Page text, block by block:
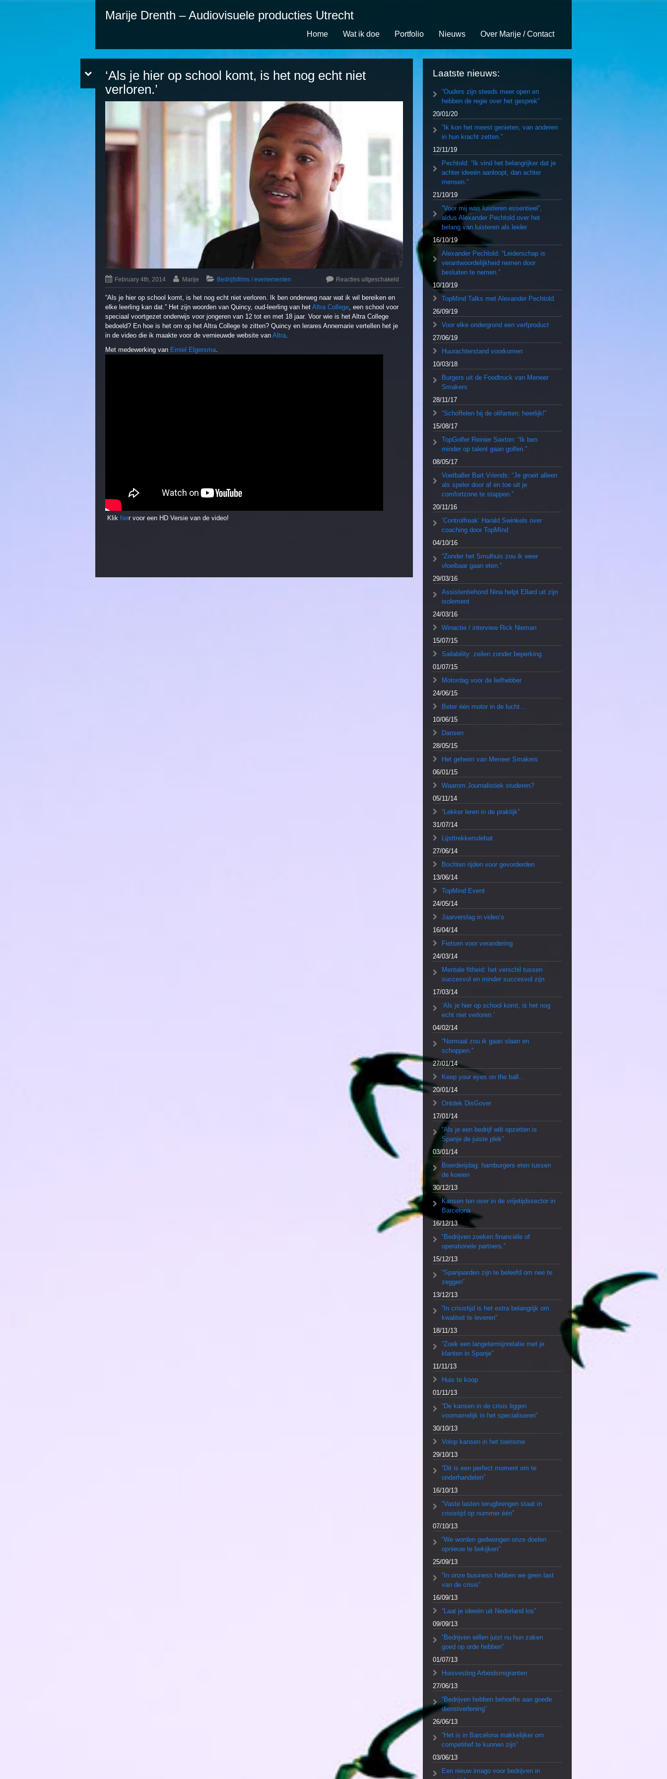
Marije Drenth – Audiovisuele producties Utrecht
Home Wat ik doe Portfolio Nieuws Over Marije / Contact
‘Als je hier op school komt, is het nog echt niet
verloren.’
February 4th, 2014 Marije Bedrijfsfilms / evenementen Reacties uitgeschakeld
“Als je hier op school komt, is het nog echt niet verloren. Ik ben onderweg naar wat ik wil bereiken en
elke leerling kan dat.” Het zijn woorden van Quincy, oud-leerling van het Altra College, een school voor
speciaal voortgezet onderwijs voor jongeren van 12 tot en met 18 jaar. Voor wie is het Altra College
bedoeld? En hoe is het om op het Altra College te zitten? Quincy en lerares Annemarie vertellen het je
in de video die ik maakte voor de vernieuwde website van Altra.
Met medewerking van Emiel Elgersma.
Klik hier voor een HD Versie van de video!
Laatste nieuws:
“Ouders zijn steeds meer open en
hebben de regie over het gesprek”
20/01/20
”Ik kon het meest genieten, van anderen
in hun kracht zetten.”
12/11/19
Pechtold: “Ik vind het belangrijker dat je
achter ideeën aanloopt, dan achter
mensen.”
21/10/19
”Voor mij was luisteren essentieel”,
aldus Alexander Pechtold over het
belang van luisteren als leider
16/10/19
Alexander Pechtold: “Leiderschap is
verantwoordelijkheid nemen door
besluiten te nemen.”
10/10/19
TopMind Talks met Alexander Pechtold
26/09/19
Voor elke ondergrond een verfproduct
27/06/19
Huurachterstand voorkomen
10/03/18
Burgers uit de Foodtruck van Meneer
Smakers
28/11/17
“Schoffelen bij de olifanten; heerlijk!”
15/08/17
TopGolfer Reinier Saxton: “Ik ben
minder op talent gaan golfen.”
08/05/17
Voetballer Bart Vriends: “Je groeit alleen
als speler door af en toe uit je
comfortzone te stappen.”
20/11/16
’Controlfreak’ Harald Swinkels over
coaching door TopMind
04/10/16
“Zonder het Smulhuis zou ik weer
vloeibaar gaan eten.”
29/03/16
Assistentiehond Nina helpt Ellard uit zijn
isolement
24/03/16
Winactie / interview Rick Nieman
15/07/15
Sailability: zeilen zonder beperking
01/07/15
Motordag voor de liefhebber
24/06/15
Beter één motor in de lucht…
10/06/15
Dansen
28/05/15
Het geheim van Meneer Smakers
06/01/15
Waarom Journalistiek studeren?
05/11/14
“Lekker leren in de praktijk”
31/07/14
Lijsttrekkersdebat
27/06/14
Bochten rijden voor gevorderden
13/06/14
TopMind Event
24/05/14
Jaarverslag in video’s
16/04/14
Fietsen voor verandering
24/03/14
Mentale fitheid: het verschil tussen
succesvol en minder succesvol zijn
17/03/14
‘Als je hier op school komt, is het nog
echt niet verloren.’
04/02/14
“Normaal zou ik gaan slaan en
schoppen.”
27/01/14
Keep your eyes on the ball…
20/01/14
Ontdek DisGover
17/01/14
“Als je een bedrijf wilt opzetten is
Spanje de juiste plek”
03/01/14
Boerderijdag: hamburgers eten tussen
de koeien
30/12/13
Kansen ten over in de vrijetijdssector in
Barcelona
16/12/13
“Bedrijven zoeken financiële of
operationele partners.”
15/12/13
“Spanjaarden zijn te beleefd om nee te
zeggen”
13/12/13
“In crisistijd is het extra belangrijk om
kwaliteit te leveren”
18/11/13
“Zoek een langetermijnrelatie met je
klanten in Spanje”
11/11/13
Huis te koop
01/11/13
“De kansen in de crisis liggen
voornamelijk in het specialiseren”
30/10/13
Volop kansen in het toerisme
29/10/13
“Dit is een perfect moment om te
onderhandelen”
16/10/13
“Vaste lasten terugbrengen staat in
crisistijd op nummer één”
07/10/13
“We worden gedwongen onze doelen
opnieuw te bekijken”
25/09/13
“In onze business hebben we geen last
van de crisis”
16/09/13
“Laat je ideeën uit Nederland los”
09/09/13
“Bedrijven willen juist nu hun zaken
goed op orde hebben”
01/07/13
Huisvesting Arbeidsmigranten
27/06/13
“Bedrijven hebben behoefte aan goede
dienstverlening”
26/06/13
“Het is in Barcelona makkelijker om
competitief te kunnen zijn”
03/06/13
Een nieuw imago voor bedrijven in